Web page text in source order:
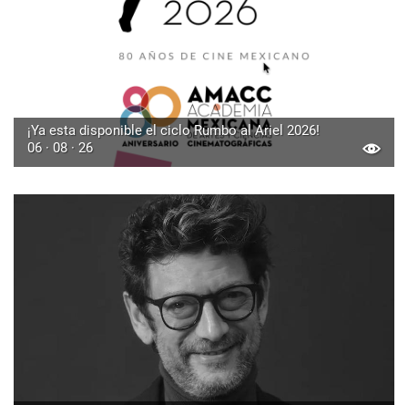
¡Ya esta disponible el ciclo Rumbo al Ariel 2026!
06 · 08 · 26